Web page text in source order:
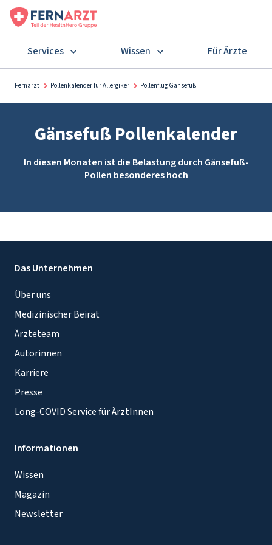
Services Wissen Für Ärzte
Fernarzt Pollenkalender für Allergiker Pollenflug Gänsefuß
Gänsefuß Pollenkalender
In diesen Monaten ist die Belastung durch Gänsefuß-
Pollen besonderes hoch
Das Unternehmen
Über uns
Medizinischer Beirat
Ärzteteam
Autorinnen
Karriere
Presse
Long-COVID Service für ÄrztInnen
Informationen
Wissen
Magazin
Newsletter